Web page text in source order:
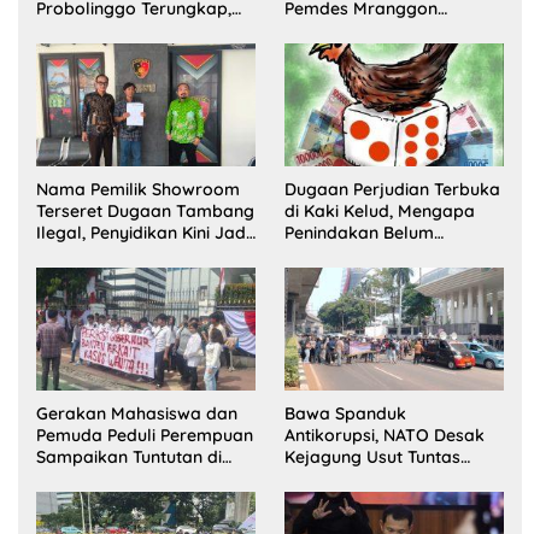
Probolinggo Terungkap,
Satu Buron
Pemdes Mranggon
Pelaksana Kampung
Zakat
Nama Pemilik Showroom
Terseret Dugaan Tambang
Ilegal, Penyidikan Kini Jadi
Dugaan Perjudian Terbuka
di Kaki Kelud, Mengapa
Penindakan Belum
Gerakan Mahasiswa dan
Pemuda Peduli Perempuan
Sampaikan Tuntutan di
Bawa Spanduk
Antikorupsi, NATO Desak
Kejagung Usut Tuntas